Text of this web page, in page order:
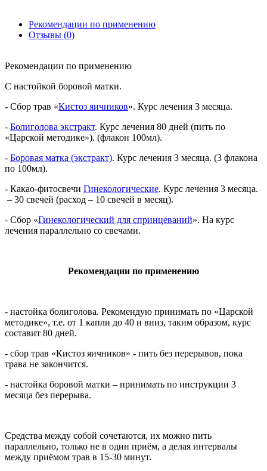
Рекомендации по применению
Отзывы (0)
Рекомендации по применению
С настойкой боровой матки.
- Сбор трав «Кистоз яичников». Курс лечения 3 месяца.
- Болиголова экстракт. Курс лечения 80 дней (пить по
«Царской методике»). (флакон 100мл).
- Боровая матка (экстракт). Курс лечения 3 месяца. (3 флакона
по 100мл).
- Какао-фитосвечи Гинекологические. Курс лечения 3 месяца.
– 30 свечей (расход – 10 свечей в месяц).
- Сбор «Гинекологический для спринцеваний». На курс
лечения параллельно со свечами.
Рекомендации по применению
- настойка болиголова. Рекомендую принимать по «Царской
методике», т.е. от 1 капли до 40 и вниз, таким образом, курс
составит 80 дней.
- сбор трав «Кистоз яичников» - пить без перерывов, пока
трава не закончится.
- настойка боровой матки – принимать по инструкции 3
месяца без перерыва.
Средства между собой сочетаются, их можно пить
параллельно, только не в один приём, а делая интервалы
между приёмом трав в 15-30 минут.